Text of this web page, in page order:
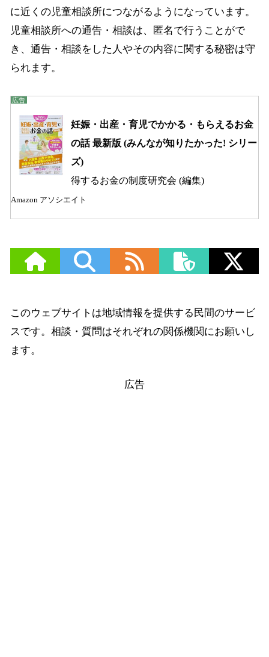
に近くの児童相談所につながるようになっています。
児童相談所への通告・相談は、匿名で行うことがで
き、通告・相談をした人やその内容に関する秘密は守
られます。
妊娠・出産・育児でかかる・もらえるお金
の話 最新版 (みんなが知りたかった! シリー
ズ)
得するお金の制度研究会 (編集)
Amazon アソシエイト